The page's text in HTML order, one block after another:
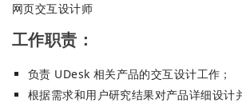
网页交互设计师
工作职责：
负责 UDesk 相关产品的交互设计工作；
根据需求和用户研究结果对产品详细设计